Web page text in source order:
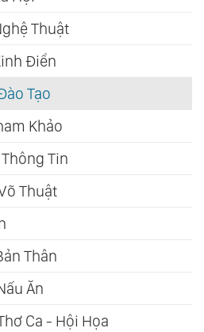
Thuật
Điển
Tạo
Khảo
Tin
Thuật
Thân
Ăn
Ca - Hội Họa